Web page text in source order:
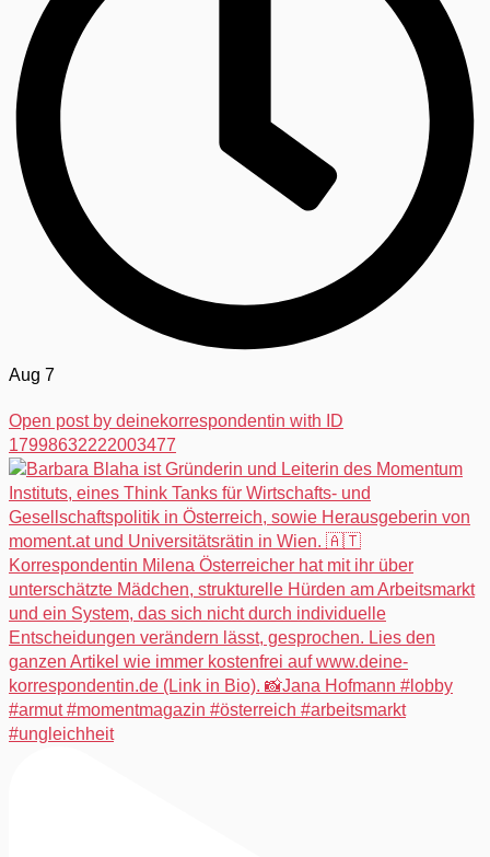
Aug 7
Open post by deinekorrespondentin with ID
17998632222003477